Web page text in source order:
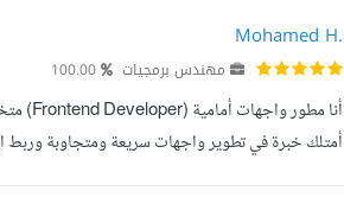
Mohamed H.
مهندس برمجيات 100.00